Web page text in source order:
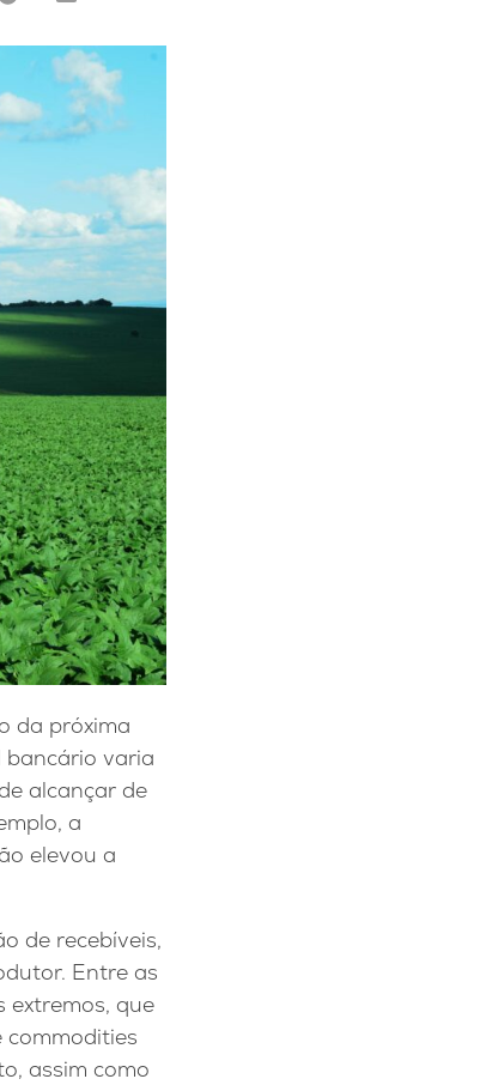
da próxima
bancário varia
alcançar de
a
elevou a
de recebíveis,
Entre as
extremos, que
commodities
assim como